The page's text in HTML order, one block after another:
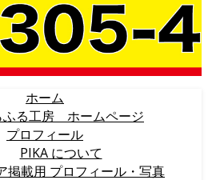
ホーム
ふる工房 ホームページ
プロフィール
PIKA について
掲載用 プロフィール・写真